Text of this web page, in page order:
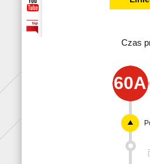
Czas
60A